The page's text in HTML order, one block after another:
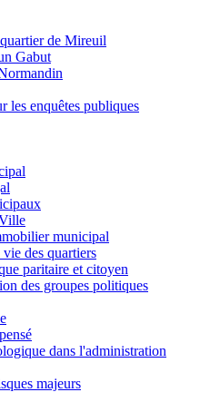
de Mireuil
Gabut
les enquêtes publiques
municipal
des quartiers
paritaire et citoyen
des groupes politiques
dans l'administration
majeurs